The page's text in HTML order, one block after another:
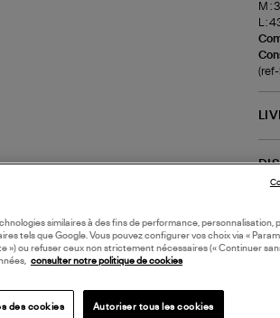
M :
L :
(ref-
similaires à des fins de performance, personnalisation,
tels que Google. Vous pouvez configurer vos choix via «
») ou refuser ceux non strictement nécessaires (« Continuer
consulter notre politique de cookies
des cookies Autoriser tous les cookies